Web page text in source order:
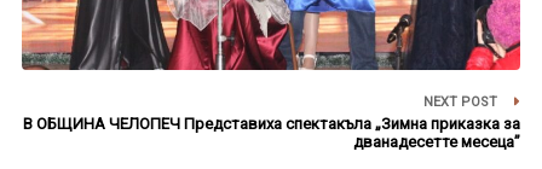
NEXT POST
В ОБЩИНА ЧЕЛОПЕЧ Представиха спектакъла „Зимна приказка за
дванадесетте месеца”